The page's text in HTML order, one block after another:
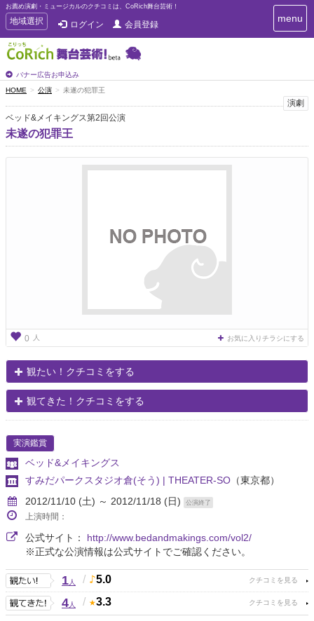
お薦め演劇・ミュージカルのクチコミは、CoRich舞台芸術！
T
o
g
g
e
n
a
v
i
g
地域選択 ログイン 会員登録
バナー広告お申込み
T
o
i
g
menu
HOME 公演 未遂の犯罪王
演劇
ベッド&メイキングス第2回公演
未遂の犯罪王
0 人 お気に入りチラシにする
観たい！クチコミをする
観てきた！クチコミをする
実演鑑賞
ベッド&メイキングス
すみだパークスタジオ倉(そう) | THEATER-SO （東京都）
2012/11/10 (土) ～ 2012/11/18 (日)
公演終了
上演時間：
公式サイト： http://www.bedandmakings.com/vol2/
※正式な公演情報は公式サイトでご確認ください。
1人 / 5.0
4人 / 3.3